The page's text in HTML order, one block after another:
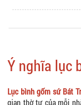
Ý nghĩa lục
Lục bình gốm sứBát
gian thờ tự của mỗi